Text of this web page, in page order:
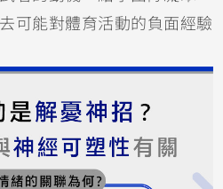
可能對體育活動的負面經驗